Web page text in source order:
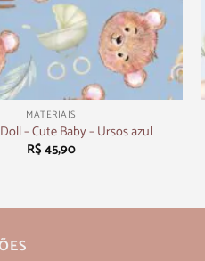
MATERIAIS
– Cute Baby – Ursos azul
R$45,90